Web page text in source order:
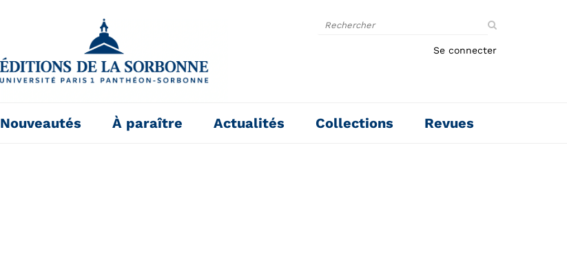
le
Se connecter
Nouveautés À paraître Actualités Collections Revues